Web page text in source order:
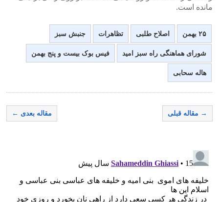
مانده است.
۲۵ بهمن اصلاح طلبی تظاهرات جنبش سبز
شورای هماهنگی راه سبز امید فیس بوک بیست و پنج بهمن
هاله سحابی
→ مقاله قبلی مقاله بعدی ←